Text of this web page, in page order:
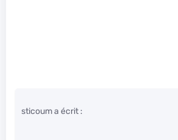
sticoum a écrit :